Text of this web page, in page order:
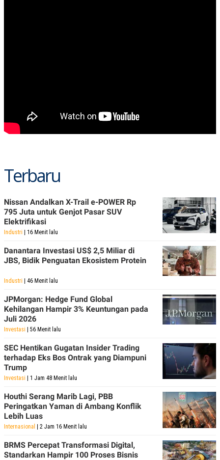
Terbaru
Nissan Andalkan X-Trail e-POWER Rp
795 Juta untuk Genjot Pasar SUV
Elektrifikasi
Industri | 16 Menit lalu
Danantara Investasi US$ 2,5 Miliar di
JBS, Bidik Penguatan Ekosistem Protein
Industri | 46 Menit lalu
JPMorgan: Hedge Fund Global
Kehilangan Hampir 3% Keuntungan pada
Juli 2026
Investasi | 56 Menit lalu
SEC Hentikan Gugatan Insider Trading
terhadap Eks Bos Ontrak yang Diampuni
Trump
Investasi | 1 Jam 48 Menit lalu
Houthi Serang Marib Lagi, PBB
Peringatkan Yaman di Ambang Konflik
Lebih Luas
Internasional | 2 Jam 16 Menit lalu
BRMS Percepat Transformasi Digital,
Standarkan Hampir 100 Proses Bisnis